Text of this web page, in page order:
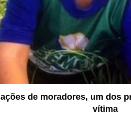
de moradores, um dos
vítima